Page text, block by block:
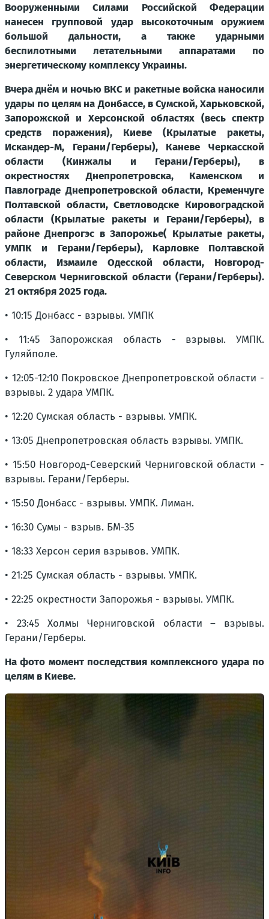
Вооруженными Силами Российской Федерации
нанесен групповой удар высокоточным оружием
большой дальности, а также ударными
беспилотными летательными аппаратами по
энергетическому комплексу Украины.
Вчера днём и ночью ВКС и ракетные войска наносили
удары по целям на Донбассе, в Сумской, Харьковской,
Запорожской и Херсонской областях (весь спектр
средств поражения), Киеве (Крылатые ракеты,
Искандер-М, Герани/Герберы), Каневе Черкасской
области (Кинжалы и Герани/Герберы), в
окрестностях Днепропетровска, Каменском и
Павлограде Днепропетровской области, Кременчуге
Полтавской области, Светловодске Кировоградской
области (Крылатые ракеты и Герани/Герберы), в
районе Днепрогэс в Запорожье( Крылатые ракеты,
УМПК и Герани/Герберы), Карловке Полтавской
области, Измаиле Одесской области, Новгород-
Северском Черниговской области (Герани/Герберы).
21 октября 2025 года.
• 10:15 Донбасс - взрывы. УМПК
• 11:45 Запорожская область - взрывы. УМПК.
Гуляйполе.
• 12:05-12:10 Покровское Днепропетровской области -
взрывы. 2 удара УМПК.
• 12:20 Сумская область - взрывы. УМПК.
• 13:05 Днепропетровская область взрывы. УМПК.
• 15:50 Новгород-Северский Черниговской области -
взрывы. Герани/Герберы.
• 15:50 Донбасс - взрывы. УМПК. Лиман.
• 16:30 Сумы - взрыв. БМ-35
• 18:33 Херсон серия взрывов. УМПК.
• 21:25 Сумская область - взрывы. УМПК.
• 22:25 окрестности Запорожья - взрывы. УМПК.
• 23:45 Холмы Черниговской области – взрывы.
Герани/Герберы.
На фото момент последствия комплексного удара по
целям в Киеве.